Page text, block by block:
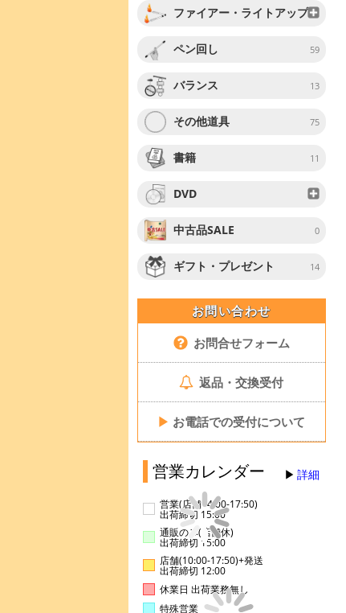
ファイアー・ライトアップ
ペン回し 59
バランス 13
その他道具 75
書籍 11
DVD
中古品SALE 0
ギフト・プレゼント 14
お問い合わせ
お問合せフォーム
返品・交換受付
▶ お電話での受付について
営業カレンダー 詳細
営業(店舗14:00-17:50)
出荷締切 15:00
通販のみ(店舗休)
出荷締切 15:00
店舗(10:00-17:50)+発送
出荷締切 12:00
休業日 出荷業務無し
特殊営業